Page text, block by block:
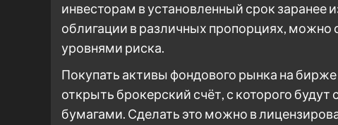
инвесторам в установленный срок заранее
облигации в различных пропорциях,
уровнями риска.
Покупать активы фондового рынка на
открыть брокерский счёт, с которого
бумагами. Сделать это можно в